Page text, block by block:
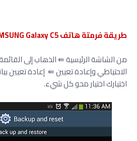
طريقة فرمتة هاتف SAMSUNG Galaxy C5 من إعدادات
من الشاشة الرئيسية ⇚ الذهاب إلى
الاحتياطي وإعادة تعيين ⇚ إعادة تعيين
اختيارك اختيار محو كل شيء.